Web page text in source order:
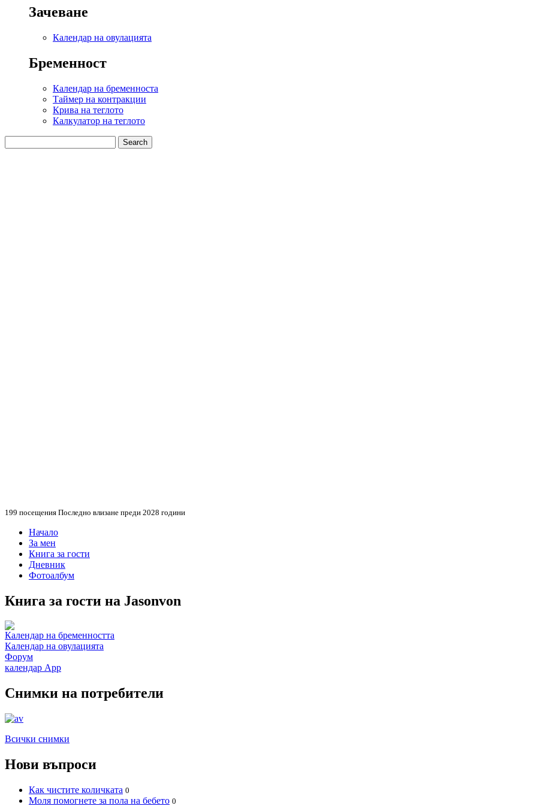
Зачеване
Календар на овулацията
Бременност
Календар на бременноста
Таймер на контракции
Крива на теглото
Калкулатор на теглото
199 посещения Последно влизане преди 2028 години
Начало
За мен
Книга за гости
Дневник
Фотоалбум
Книга за гости на Jasonvon
Календар на бременността
Календар на овулацията
Форум
календар App
Снимки на потребители
Всички снимки
Нови въпроси
Как чистите количката 0
Моля помогнете за пола на бебето 0